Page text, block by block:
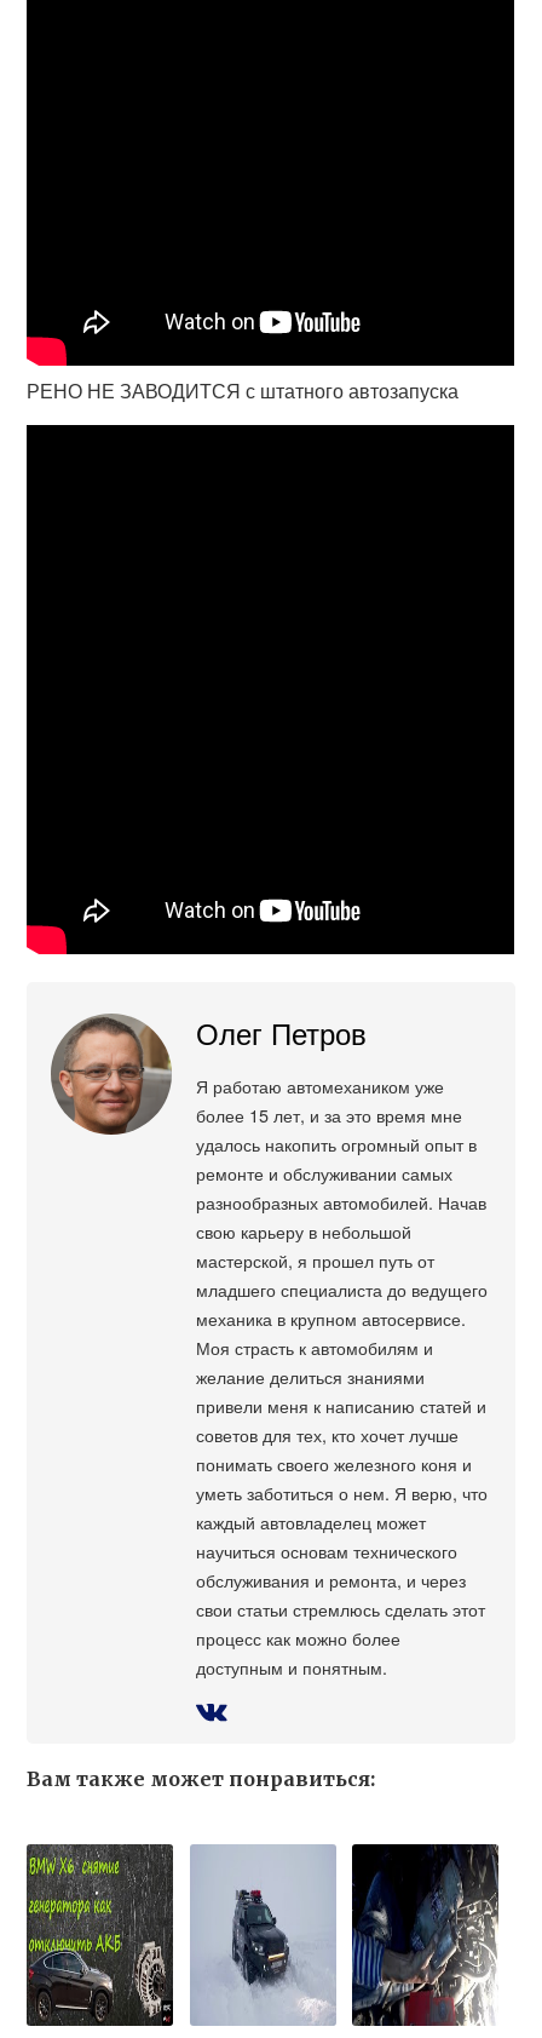
РЕНО НЕ ЗАВОДИТСЯ с штатного автозапуска
Олег Петров
Я работаю автомехаником уже
более 15 лет, и за это время мне
удалось накопить огромный опыт в
ремонте и обслуживании самых
разнообразных автомобилей. Начав
свою карьеру в небольшой
мастерской, я прошел путь от
младшего специалиста до ведущего
механика в крупном автосервисе.
Моя страсть к автомобилям и
желание делиться знаниями
привели меня к написанию статей и
советов для тех, кто хочет лучше
понимать своего железного коня и
уметь заботиться о нем. Я верю, что
каждый автовладелец может
научиться основам технического
обслуживания и ремонта, и через
свои статьи стремлюсь сделать этот
процесс как можно более
доступным и понятным.
Вам также может понравиться: